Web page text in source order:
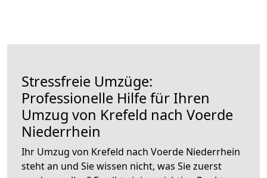
Stressfreie Umzüge:
Professionelle Hilfe für Ihren
Umzug von Krefeld nach Voerde
Niederrhein
Ihr Umzug von Krefeld nach Voerde Niederrhein
steht an und Sie wissen nicht, was Sie zuerst